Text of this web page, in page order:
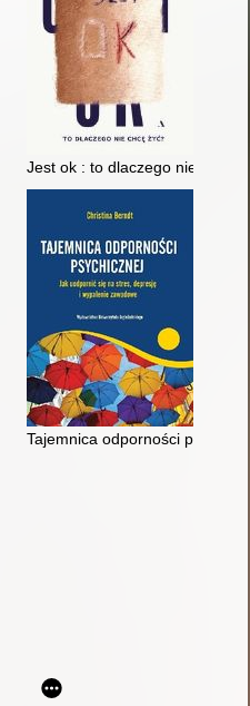
się : jak sobie radzić z lękiem i
Jest ok : to dlaczego nie chcę
więzi
Tajemnica odporności
depresji